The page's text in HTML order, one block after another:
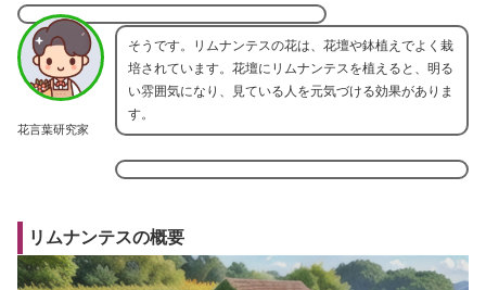
花言葉研究家
そうです。リムナンテスの花は、花壇や鉢植えでよく栽
培されています。花壇にリムナンテスを植えると、明る
い雰囲気になり、見ている人を元気づける効果がありま
す。
リムナンテスの概要